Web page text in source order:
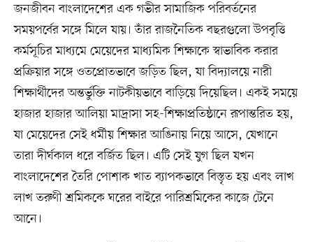
জনজীবন বাংলাদেশের এক গভীর সামাজিক পরিবর্তনের
সময়পর্বের সঙ্গে মিলে যায়। তাঁর রাজনৈতিক বছরগুলো উপবৃত্তি
কর্মসূচির মাধ্যমে মেয়েদের মাধ্যমিক শিক্ষাকে স্বাভাবিক করার
প্রক্রিয়ার সঙ্গে ওতপ্রোতভাবে জড়িত ছিল, যা বিদ্যালয়ে নারী
শিক্ষার্থীদের অন্তর্ভুক্তি নাটকীয়ভাবে বাড়িয়ে দিয়েছিল। একই সময়ে
হাজার হাজার আলিয়া মাদ্রাসা সহ-শিক্ষাপ্রতিষ্ঠানে রূপান্তরিত হয়,
যা মেয়েদের সেই ধর্মীয় শিক্ষার আঙিনায় নিয়ে আসে, যেখানে
তারা দীর্ঘকাল ধরে বর্জিত ছিল। এটি সেই যুগ ছিল যখন
বাংলাদেশের তৈরি পোশাক খাত ব্যাপকভাবে বিস্তৃত হয় এবং লাখ
লাখ তরুণী শ্রমিককে ঘরের বাইরে পারিশ্রমিকের কাজে টেনে
আনে।